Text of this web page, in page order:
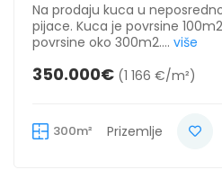
Na prodaju kuca u
pijace. Kuca je povrsine
povrsine oko 300m2.... više
350.000€ (1 166 €/m²)
300m² Prizemlje